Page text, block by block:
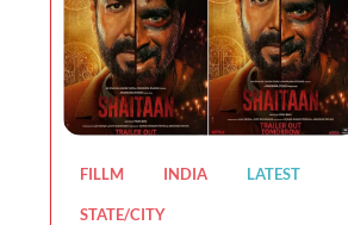
FILLM INDIA LATEST
STATE/CITY